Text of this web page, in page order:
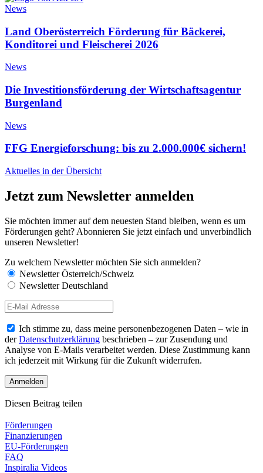
News
Land Oberösterreich Förderung für Bäckerei,
Konditorei und Fleischerei 2026
News
Die Investitionsförderung der Wirtschaftsagentur
Burgenland
News
FFG Energieforschung: bis zu 2.000.000€ sichern!
Aktuelles in der Übersicht
Jetzt zum Newsletter anmelden
Sie möchten immer auf dem neuesten Stand bleiben, wenn es um
Förderungen geht? Abonnieren Sie jetzt einfach und unverbindlich
unseren Newsletter!
Zu welchem Newsletter möchten Sie sich anmelden?
Newsletter Österreich/Schweiz
Newsletter Deutschland
Ich stimme zu, dass meine personenbezogenen Daten – wie in
derDatenschutzerklärung beschrieben – zur Zusendung und
Analyse von E-Mails verarbeitet werden. Diese Zustimmung kann
ich jederzeit mit Wirkung für die Zukunft widerrufen.
Diesen Beitrag teilen
Förderungen
Finanzierungen
EU-Förderungen
FAQ
Inspiralia Videos